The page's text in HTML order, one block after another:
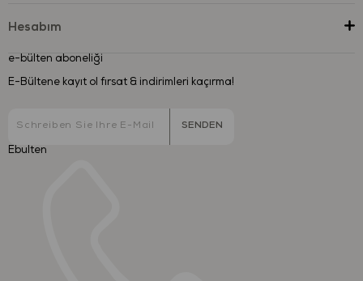
Hesabım
e-bülten aboneliği
E-Bültene kayıt ol fırsat & indirimleri kaçırma!
SENDEN
Ebulten